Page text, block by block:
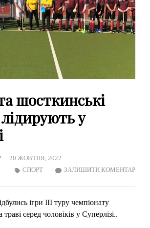
шосткинські
у
20 ЖОВТНЯ, 2022
ЗАЛИШИТИ КОМЕНТАРON
СПОРТ
ігри ІІІ туру чемпіонату
серед чоловіків у Суперлізі..